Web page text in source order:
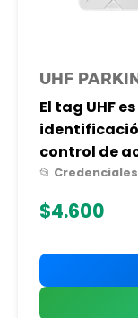
UHF
El tag UHF
control de
📂
$4.600